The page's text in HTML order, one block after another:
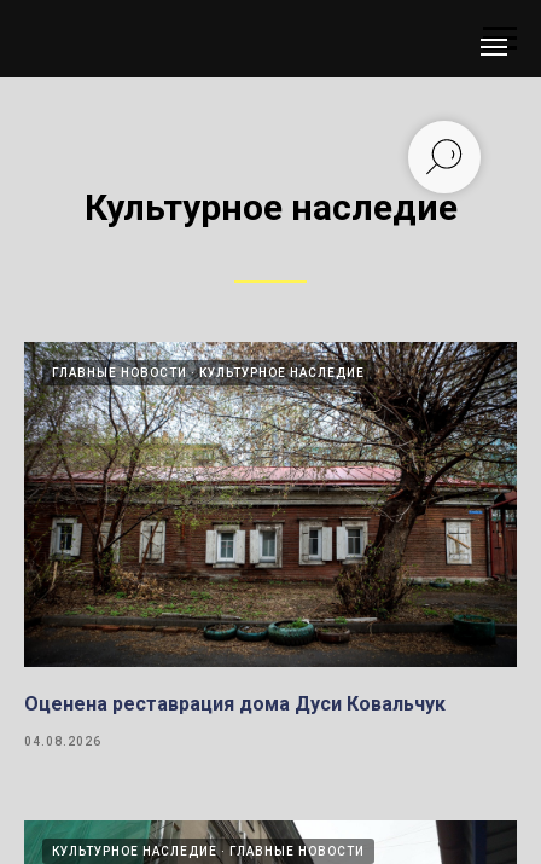
Культурное наследие
ГЛАВНЫЕ НОВОСТИ КУЛЬТУРНОЕ НАСЛЕДИЕ
Оценена реставрация дома Дуси Ковальчук
04.08.2026
КУЛЬТУРНОЕ НАСЛЕДИЕ ГЛАВНЫЕ НОВОСТИ